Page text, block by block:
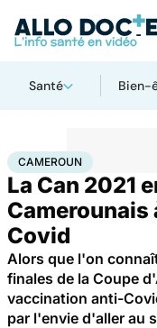
Santé Bien-
AccueilSanté Société
CAMEROUN
La Can 2021
Camerounais
Covid
Alors que l'on
finales de la Coupe
vaccination anti-
par l'envie d'aller au